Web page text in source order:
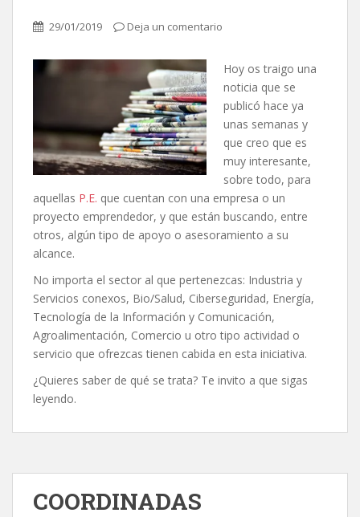
29/01/2019 Deja un comentario
Hoy os traigo una
noticia que se
publicó hace ya
unas semanas y
que creo que es
muy interesante,
sobre todo, para
aquellas P.E. que cuentan con una empresa o un
proyecto emprendedor, y que están buscando, entre
otros, algún tipo de apoyo o asesoramiento a su
alcance.
No importa el sector al que pertenezcas: Industria y
Servicios conexos, Bio/Salud, Ciberseguridad, Energía,
Tecnología de la Información y Comunicación,
Agroalimentación, Comercio u otro tipo actividad o
servicio que ofrezcas tienen cabida en esta iniciativa.
¿Quieres saber de qué se trata? Te invito a que sigas
leyendo.
COORDINADAS